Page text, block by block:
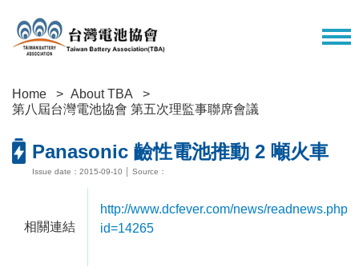
Home
About TBA
第八屆台灣電池協會 第五次理監事聯席會議
Panasonic 䶨性電池推動 2 噸火車
Issue date：2015-09-10 │ Source：
相關連結
http://www.dcfever.com/news/readnews.php?
id=14265